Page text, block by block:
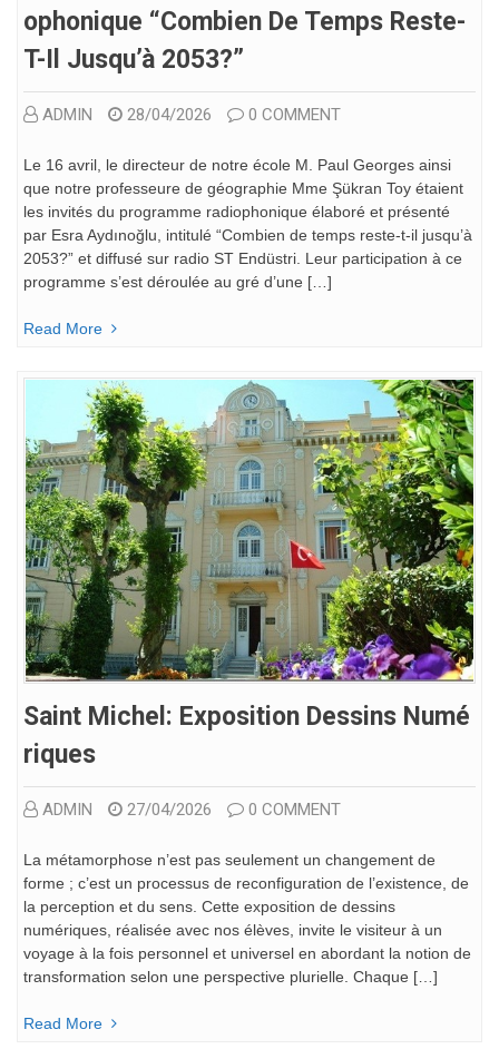
Ophonique “Combien De Temps Reste-
T-Il Jusqu’à 2053?”
ADMIN 28/04/2026 0 COMMENT
Le 16 avril, le directeur de notre école M. Paul Georges ainsi
que notre professeure de géographie Mme Şükran Toy étaient
les invités du programme radiophonique élaboré et présenté
par Esra Aydınoğlu, intitulé “Combien de temps reste-t-il jusqu’à
2053?” et diffusé sur radio ST Endüstri. Leur participation à ce
programme s’est déroulée au gré d’une […]
Read More
Saint Michel: Exposition Dessins Numé
Riques
ADMIN 27/04/2026 0 COMMENT
La métamorphose n’est pas seulement un changement de
forme ; c’est un processus de reconfiguration de l’existence, de
la perception et du sens. Cette exposition de dessins
numériques, réalisée avec nos élèves, invite le visiteur à un
voyage à la fois personnel et universel en abordant la notion de
transformation selon une perspective plurielle. Chaque […]
Read More